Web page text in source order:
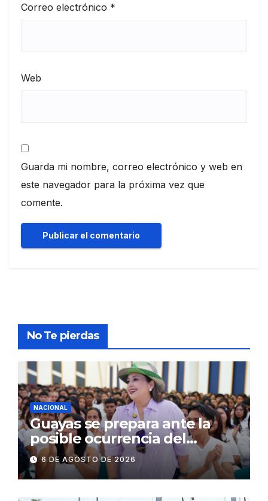
Correo electrónico *
Web
Guarda mi nombre, correo electrónico y web en
este navegador para la próxima vez que
comente.
No Te pierdas
NACIONAL
Guayas se prepara ante la
posible ocurrencia del
fenómeno de El Niño:
Gobierno Nacional capacita a
2.500 jóvenes
6 DE AGOSTO DE 2026